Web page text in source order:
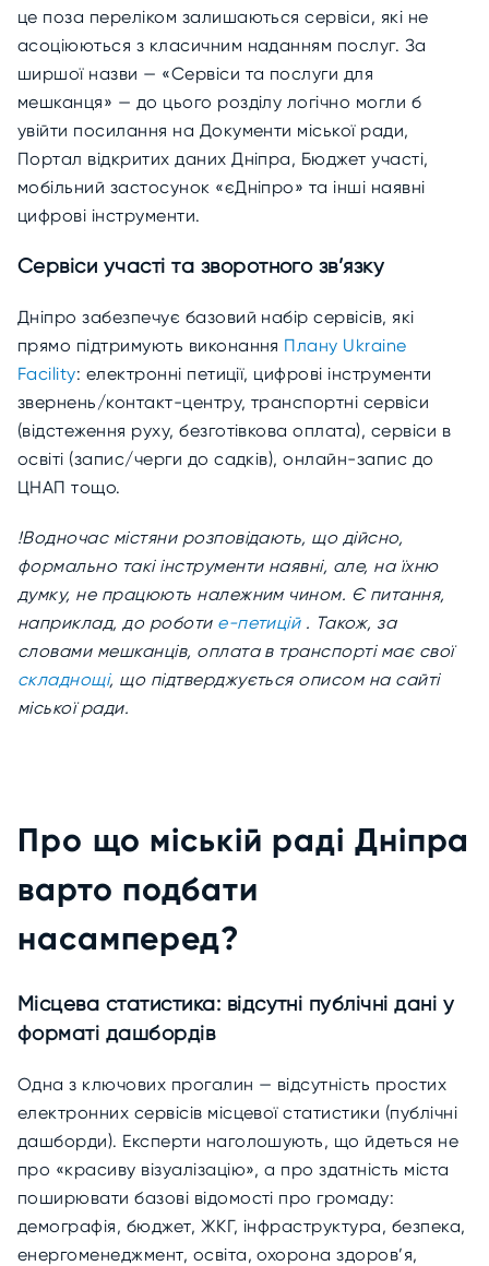
це поза переліком залишаються сервіси, які не
асоціюються з класичним наданням послуг. За
ширшої назви — «Сервіси та послуги для
мешканця» — до цього розділу логічно могли б
увійти посилання на Документи міської ради,
Портал відкритих даних Дніпра, Бюджет участі,
мобільний застосунок «єДніпро» та інші наявні
цифрові інструменти.
Сервіси участі та зворотного зв’язку
Дніпро забезпечує базовий набір сервісів, які
прямо підтримують виконання Плану Ukraine
Facility: електронні петиції, цифрові інструменти
звернень/контакт-центру, транспортні сервіси
(відстеження руху, безготівкова оплата), сервіси в
освіті (запис/черги до садків), онлайн-запис до
ЦНАП тощо.
!Водночас містяни розповідають, що дійсно,
формально такі інструменти наявні, але, на їхню
думку, не працюють належним чином. Є питання,
наприклад, до роботи е-петицій . Також, за
словами мешканців, оплата в транспорті має свої
складнощі, що підтверджується описом на сайті
міської ради.
Про що міській раді Дніпра
варто подбати
насамперед?
Місцева статистика: відсутні публічні дані у
форматі дашбордів
Одна з ключових прогалин — відсутність простих
електронних сервісів місцевої статистики (публічні
дашборди). Експерти наголошують, що йдеться не
про «красиву візуалізацію», а про здатність міста
поширювати базові відомості про громаду:
демографія, бюджет, ЖКГ, інфраструктура, безпека,
енергоменеджмент, освіта, охорона здоров’я,